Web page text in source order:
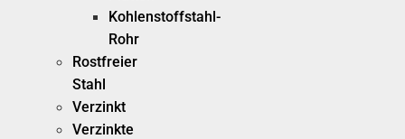
Kohlenstoffstahl-
Rohr
Rostfreier
Stahl
Verzinkt
Verzinkte